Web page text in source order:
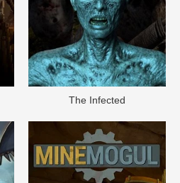
The Infected